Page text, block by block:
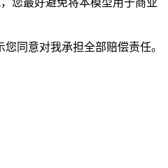
您最好避免将本模型用于商业
同意对我承担全部赔偿责任。